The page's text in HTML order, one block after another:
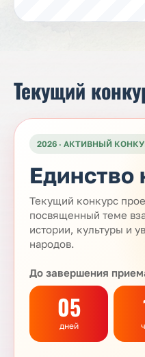
Текущий
2026 · АКТИВНЫЙ
Единство
Текущий конкурс
посвященный теме
истории, культуры и
народов.
До завершения
05
дней